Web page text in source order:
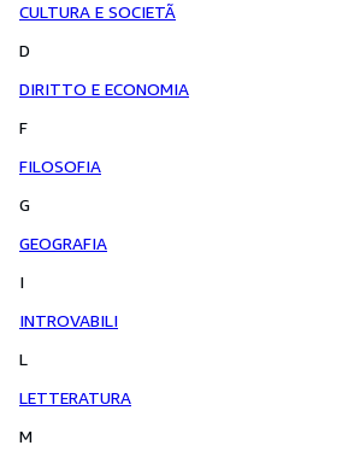
CULTURA E SOCIETÃ
D
DIRITTO E ECONOMIA
F
FILOSOFIA
G
GEOGRAFIA
I
INTROVABILI
L
LETTERATURA
M